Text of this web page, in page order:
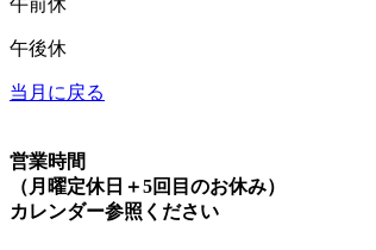
午前休
午後休
当月に戻る
営業時間
（月曜定休日＋5回目のお休み）
カレンダー参照ください